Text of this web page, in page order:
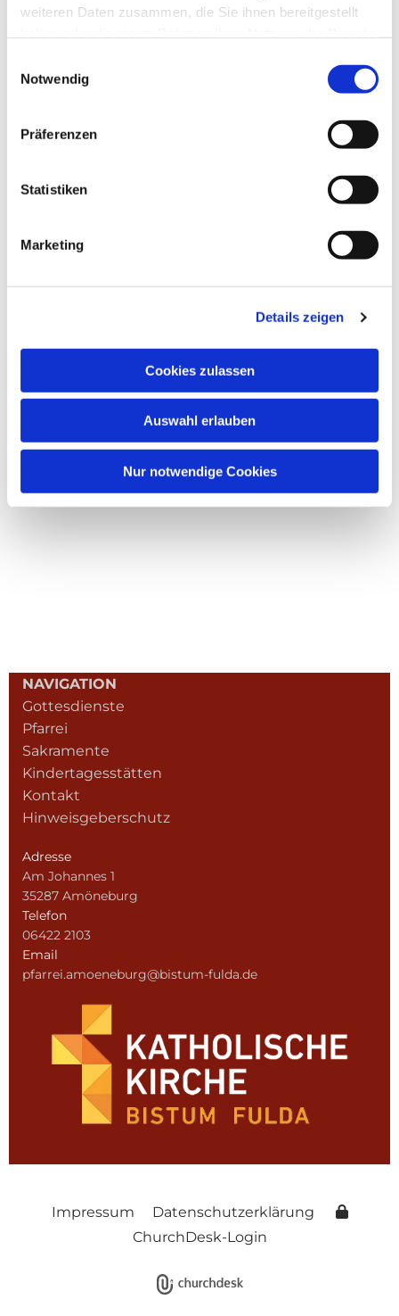
weiteren Daten zusammen, die Sie ihnen bereitgestellt
Notwendig
Präferenzen
Statistiken
Marketing
Details zeigen
Cookies zulassen
Auswahl erlauben
Nur notwendige Cookies
-Audioimpuls anhören
NAVIGATION
Gottesdienste
Pfarrei
Sakramente
Kindertagesstätten
Kontakt
Hinweisgeberschutz
Adresse
Am Johannes 1
35287 Amöneburg
Telefon
06422 2103
Email
pfarrei.amoeneburg@bistum-fulda.de
Impressum
Datenschutzerklärung
ChurchDesk-Login